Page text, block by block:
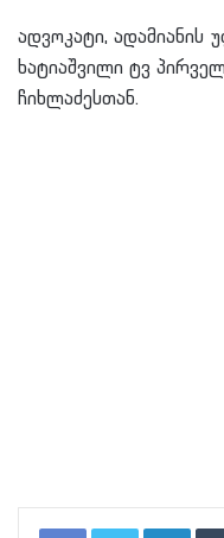
ადვოკატი, ადამიანის
ხატიაშვილი ტვ
ჩიხლაძესთან.